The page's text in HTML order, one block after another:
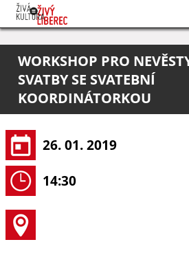
O projektu
Pořadatelé
WORKSHOP PRO
SVATBY SE SVATEBNÍ
KOORDINÁTORKOU
26. 01. 2019
14:30